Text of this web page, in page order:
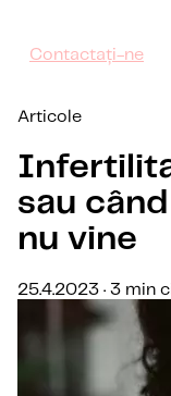
Contactați-ne
Articole
sau
nu vine
25.4.2023 · 3 min